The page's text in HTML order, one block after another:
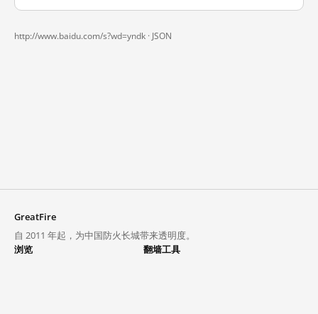
http://www.baidu.com/s?wd=yndk · JSON
GreatFire
自 2011 年起，为中国防火长城带来透明度。
浏览
翻墙工具